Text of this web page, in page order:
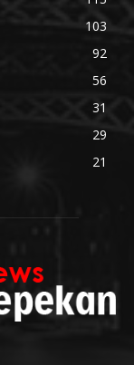
103
92
56
31
29
21